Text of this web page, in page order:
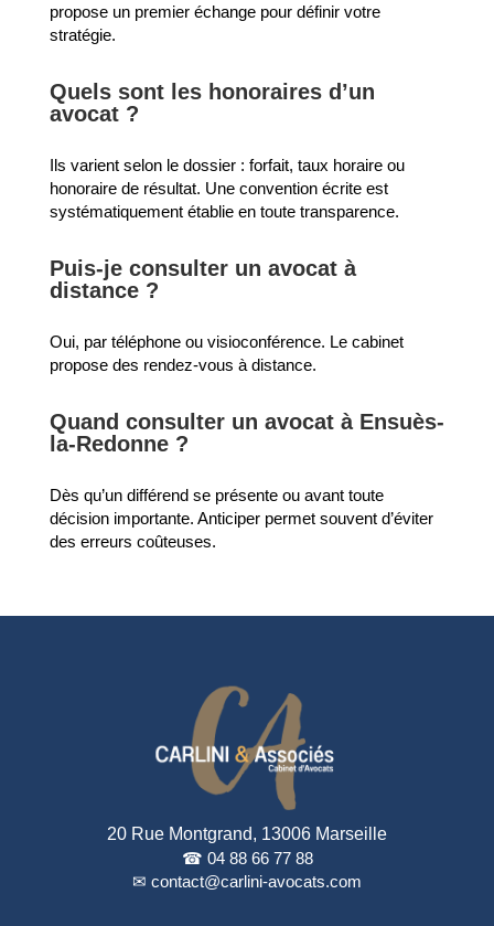
propose un premier échange pour définir votre
stratégie.
Quels sont les honoraires d’un
avocat ?
Ils varient selon le dossier : forfait, taux horaire ou
honoraire de résultat. Une convention écrite est
systématiquement établie en toute transparence.
Puis-je consulter un avocat à
distance ?
Oui, par téléphone ou visioconférence. Le cabinet
propose des rendez-vous à distance.
Quand consulter un avocat à Ensuès-
la-Redonne ?
Dès qu’un différend se présente ou avant toute
décision importante. Anticiper permet souvent d’éviter
des erreurs coûteuses.
20 Rue Montgrand, 13006 Marseille
☎ 04 88 66 77 88
✉ contact@carlini-avocats.com